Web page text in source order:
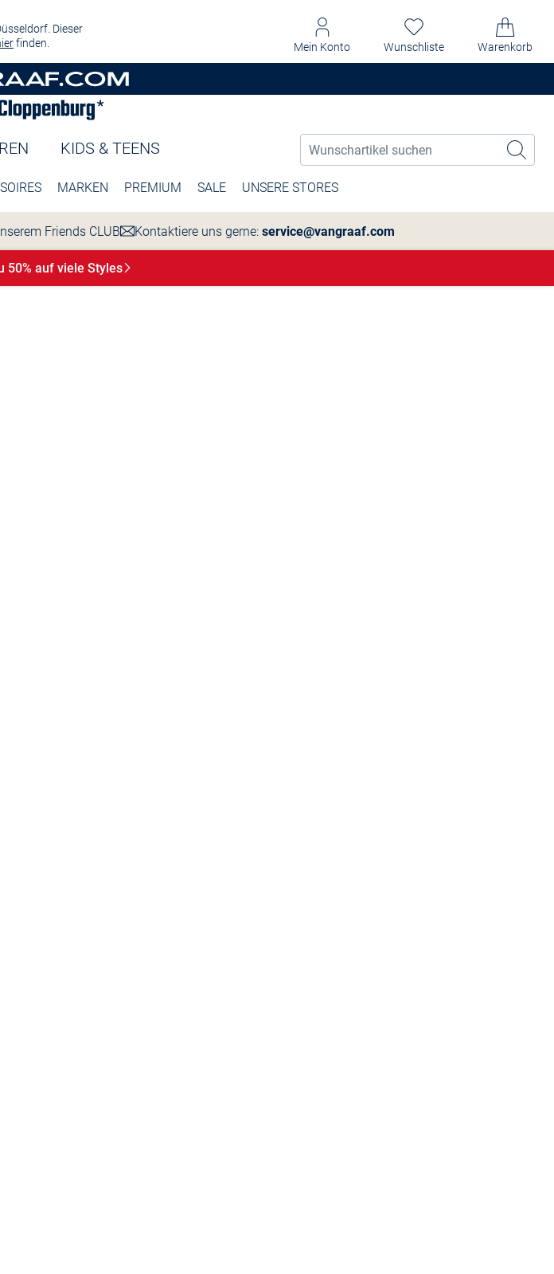
Dieser
finden. Mein Konto Wunschliste Warenkorb
KIDS & TEENS
MARKEN PREMIUM SALE UNSERE STORES
Friends CLUB Kontaktiere uns gerne: service@vangraaf.com
50% auf viele Styles